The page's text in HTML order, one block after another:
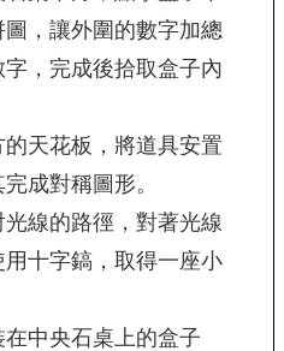
，讓外圍的數字加總
，完成後拾取盒子內
天花板，將道具安置
成對稱圖形。
線的路徑，對著光線
十字鎬，取得一座小
中央石桌上的盒子